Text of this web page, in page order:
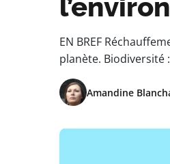
EN BREF
planète. Biodiversité
Amandine